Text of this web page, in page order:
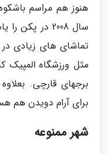
هنوز هم مراسم باشکوه
سال 2008 در
تماشای های زیادی در
مثل ورزشگاه المپیک
برجهای قارچی.
برای آرام دویدن هم
شهر ممنوعه